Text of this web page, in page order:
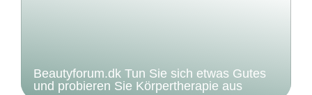
Beautyforum.dk Tun Sie sich etwas Gutes
und probieren Sie Körpertherapie aus